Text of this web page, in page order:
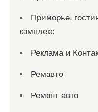
Приморье,
комплекс
Реклама и
Ремавто
Ремонт авто